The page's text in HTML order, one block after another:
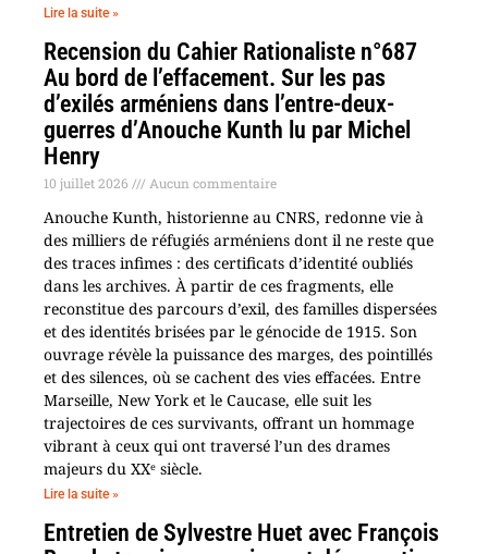
Lire la suite »
Recension du Cahier Rationaliste n°687
Au bord de l’effacement. Sur les pas
d’exilés arméniens dans l’entre-deux-
guerres d’Anouche Kunth lu par Michel
Henry
10 juillet 2026 Aucun commentaire
Anouche Kunth, historienne au CNRS, redonne vie à
des milliers de réfugiés arméniens dont il ne reste que
des traces infimes : des certificats d’identité oubliés
dans les archives. À partir de ces fragments, elle
reconstitue des parcours d’exil, des familles dispersées
et des identités brisées par le génocide de 1915. Son
ouvrage révèle la puissance des marges, des pointillés
et des silences, où se cachent des vies effacées. Entre
Marseille, New York et le Caucase, elle suit les
trajectoires de ces survivants, offrant un hommage
vibrant à ceux qui ont traversé l’un des drames
majeurs du XXᵉ siècle.
Lire la suite »
Entretien de Sylvestre Huet avec François